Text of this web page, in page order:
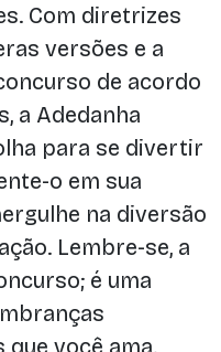
Com diretrizes
versões e a
de acordo
a Adedanha
para se divertir
o em sua
na diversão
Lembre-se, a
é uma
que você ama.